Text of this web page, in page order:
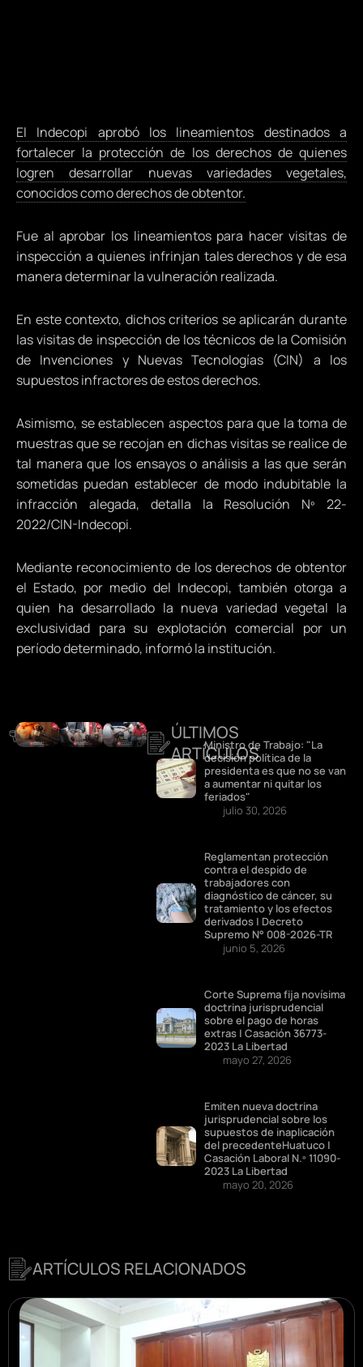
El Indecopi aprobó los lineamientos destinados a
fortalecer la protección de los derechos de quienes
logren desarrollar nuevas variedades vegetales,
conocidos como derechos de obtentor.
Fue al aprobar los lineamientos para hacer visitas de
inspección a quienes infrinjan tales derechos y de esa
manera determinar la vulneración realizada.
En este contexto, dichos criterios se aplicarán durante
las visitas de inspección de los técnicos de la Comisión
de Invenciones y Nuevas Tecnologías (CIN) a los
supuestos infractores de estos derechos.
Asimismo, se establecen aspectos para que la toma de
muestras que se recojan en dichas visitas se realice de
tal manera que los ensayos o análisis a las que serán
sometidas puedan establecer de modo indubitable la
infracción alegada, detalla la Resolución Nº 22-
2022/CIN-Indecopi.
Mediante reconocimiento de los derechos de obtentor
el Estado, por medio del Indecopi, también otorga a
quien ha desarrollado la nueva variedad vegetal la
exclusividad para su explotación comercial por un
período determinado, informó la institución.
DESTACADOS
ÚLTIMOS
ARTÍCULOS
Ministro de Trabajo: "La
decisión política de la
presidenta es que no se van
a aumentar ni quitar los
feriados"
julio 30, 2026
Reglamentan protección
contra el despido de
trabajadores con
diagnóstico de cáncer, su
tratamiento y los efectos
derivados | Decreto
Supremo N° 008-2026-TR
junio 5, 2026
Corte Suprema fija novísima
doctrina jurisprudencial
sobre el pago de horas
extras | Casación 36773-
2023 La Libertad
mayo 27, 2026
Emiten nueva doctrina
jurisprudencial sobre los
supuestos de inaplicación
del precedenteHuatuco |
Casación Laboral N.º 11090-
2023 La Libertad
mayo 20, 2026
ARTÍCULOS RELACIONADOS